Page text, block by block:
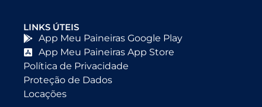
LINKS ÚTEIS
App Meu Paineiras Google Play
App Meu Paineiras App Store
Política de Privacidade
Proteção de Dados
Locações